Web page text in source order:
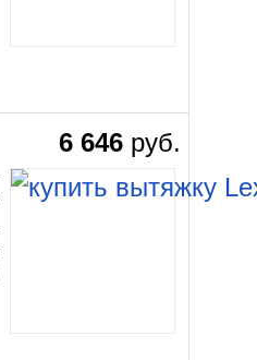
6 646 руб.